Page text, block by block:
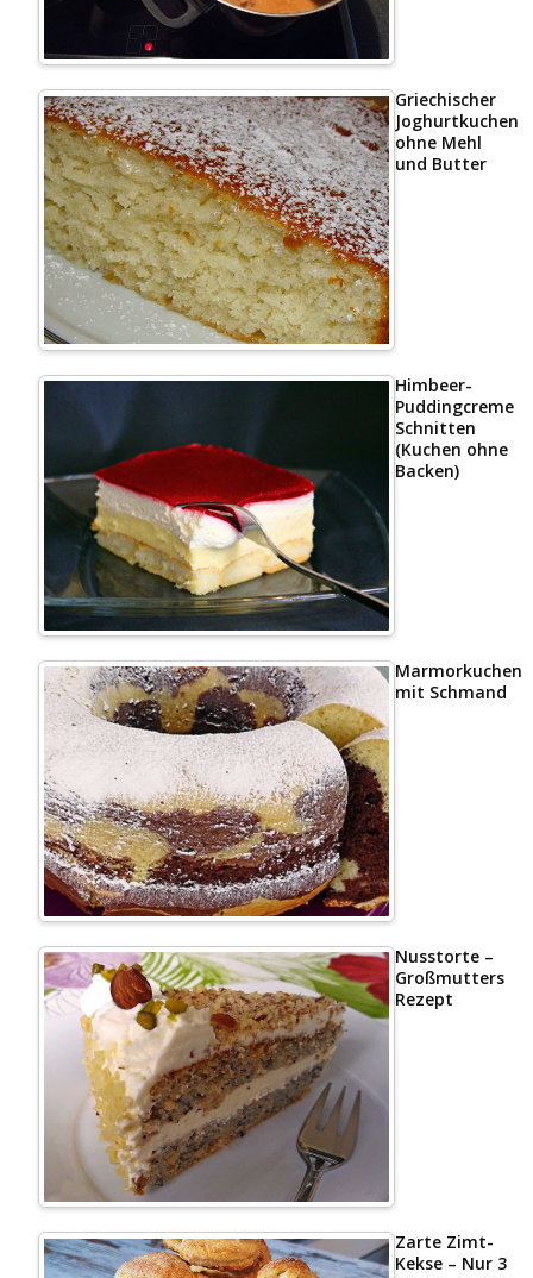
Griechischer
Joghurtkuchen
ohne Mehl
und Butter
Himbeer-
Puddingcreme
Schnitten
(Kuchen ohne
Backen)
Marmorkuchen
mit Schmand
Nusstorte –
Großmutters
Rezept
Zarte Zimt-
Kekse – Nur 3